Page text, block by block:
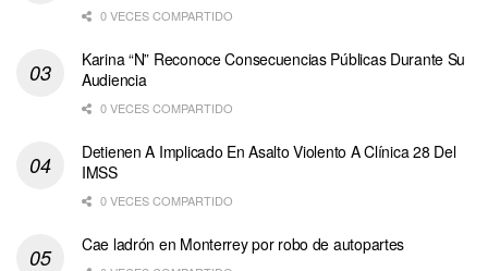
0 VECES COMPARTIDO
Karina “N” Reconoce Consecuencias Públicas Durante Su
Audiencia
0 VECES COMPARTIDO
Detienen A Implicado En Asalto Violento A Clínica 28 Del
IMSS
0 VECES COMPARTIDO
Cae ladrón en Monterrey por robo de autopartes